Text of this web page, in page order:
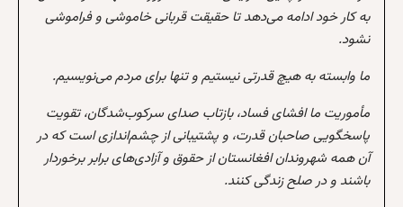
به کار خود ادامه می‌دهد تا حقیقت قربانی خاموشی و فراموشی
نشود.
ما وابسته به هیچ قدرتی نیستیم و تنها برای مردم می‌نویسیم.
مأموریت ما افشای فساد، بازتاب صدای سرکوب‌شدگان، تقویت
پاسخگویی صاحبان قدرت، و پشتیبانی از چشم‌اندازی است که در
آن همه شهروندان افغانستان از حقوق و آزادی‌های برابر برخوردار
باشند و در صلح زندگی کنند.